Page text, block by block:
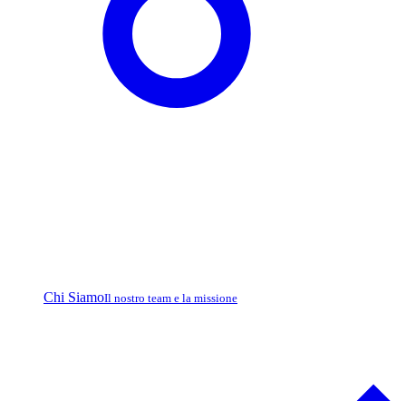
Chi SiamoIl nostro team e la missione